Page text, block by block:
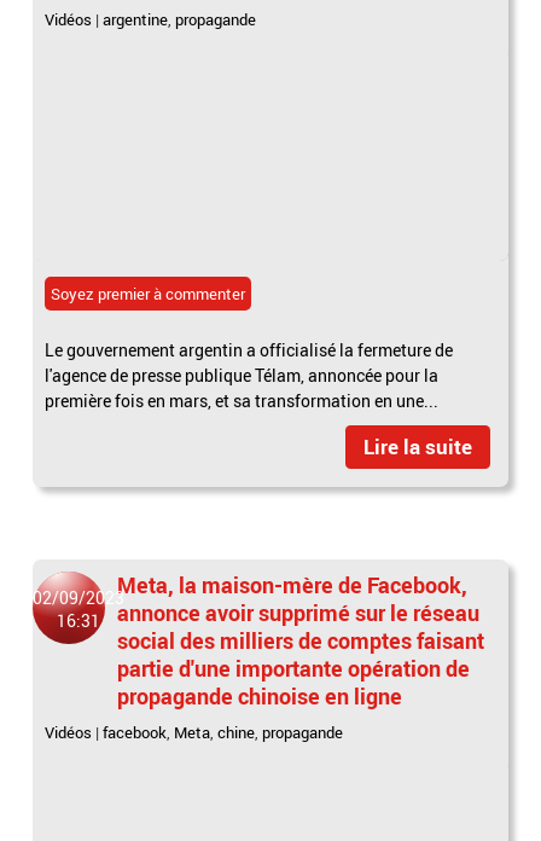
Vidéos |argentine, propagande
Soyez premier à commenter
Le gouvernement argentin a officialisé la fermeture de
l'agence de presse publique Télam, annoncée pour la
première fois en mars, et sa transformation en une...
Lire la suite
02/09/2023
16:31
Meta, la maison-mère de Facebook,
annonce avoir supprimé sur le réseau
social des milliers de comptes faisant
partie d'une importante opération de
propagande chinoise en ligne
Vidéos |facebook, Meta,chine, propagande